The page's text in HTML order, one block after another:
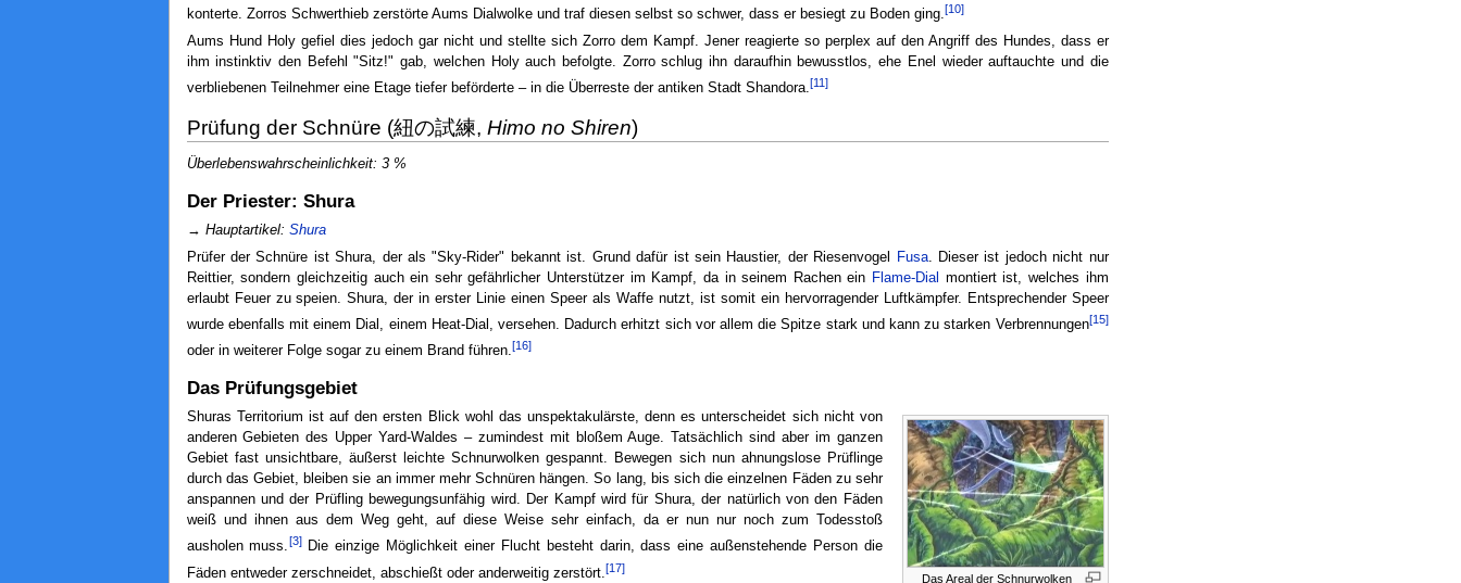
konterte. Zorros Schwerthieb zerstörte Aums Dialwolke und traf diesen selbst so schwer, dass er besiegt zu Boden ging.[10]
Aums Hund Holy gefiel dies jedoch gar nicht und stellte sich Zorro dem Kampf. Jener reagierte so perplex auf den Angriff des Hundes, dass er
ihm instinktiv den Befehl "Sitz!" gab, welchen Holy auch befolgte. Zorro schlug ihn daraufhin bewusstlos, ehe Enel wieder auftauchte und die
verbliebenen Teilnehmer eine Etage tiefer beförderte – in die Überreste der antiken Stadt Shandora.[11]
Prüfung der Schnüre (紐の試練, Himo no Shiren)
Überlebenswahrscheinlichkeit: 3 %
Der Priester: Shura
→ Hauptartikel: Shura
Prüfer der Schnüre ist Shura, der als "Sky-Rider" bekannt ist. Grund dafür ist sein Haustier, der Riesenvogel
Fusa. Dieser ist jedoch nicht nur
Reittier, sondern gleichzeitig auch ein sehr gefährlicher Unterstützer im Kampf, da in seinem Rachen ein Flame-Dial montiert ist, welches ihm
erlaubt Feuer zu speien. Shura, der in erster Linie einen Speer als Waffe nutzt, ist somit ein hervorragender Luftkämpfer. Entsprechender Speer
wurde ebenfalls mit einem Dial, einem Heat-Dial, versehen. Dadurch erhitzt sich vor allem die Spitze stark und kann zu starken Verbrennungen[15]
oder in weiterer Folge sogar zu einem Brand führen.[16]
Das Prüfungsgebiet
Das Areal der Schnurwolken
Shuras Territorium ist auf den ersten Blick wohl das unspektakulärste, denn es unterscheidet sich nicht von
anderen Gebieten des Upper Yard-Waldes – zumindest mit bloßem Auge. Tatsächlich sind aber im ganzen
Gebiet fast unsichtbare, äußerst leichte Schnurwolken gespannt. Bewegen sich nun ahnungslose Prüflinge
durch das Gebiet, bleiben sie an immer mehr Schnüren hängen. So lang, bis sich die einzelnen Fäden zu sehr
anspannen und der Prüfling bewegungsunfähig wird. Der Kampf wird für Shura, der natürlich von den Fäden
weiß und ihnen aus dem Weg geht, auf diese Weise sehr einfach, da er nun nur noch zum Todesstoß
ausholen muss. [3]Die einzige Möglichkeit einer Flucht besteht darin, dass eine außenstehende Person die
Fäden entweder zerschneidet, abschießt oder anderweitig zerstört. [17]